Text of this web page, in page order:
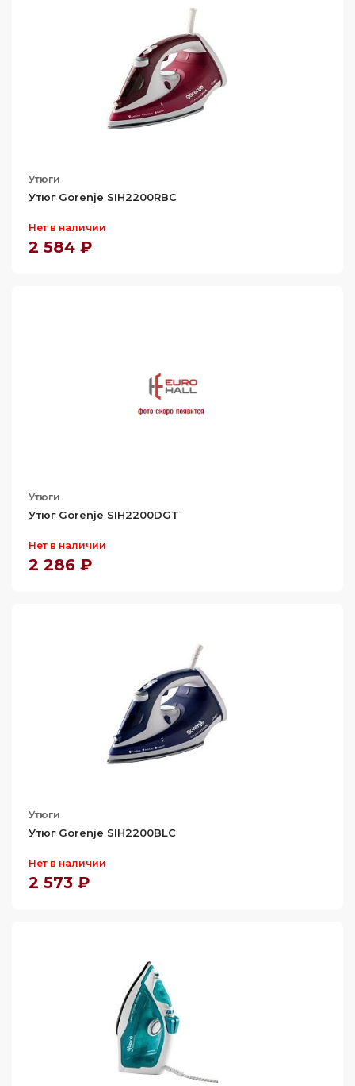
Утюги
Утюг Gorenje SIH2200RBC
Нет в наличии
2 584 ₽
Утюги
Утюг Gorenje SIH2200DGT
Нет в наличии
2 286 ₽
Утюги
Утюг Gorenje SIH2200BLC
Нет в наличии
2 573 ₽